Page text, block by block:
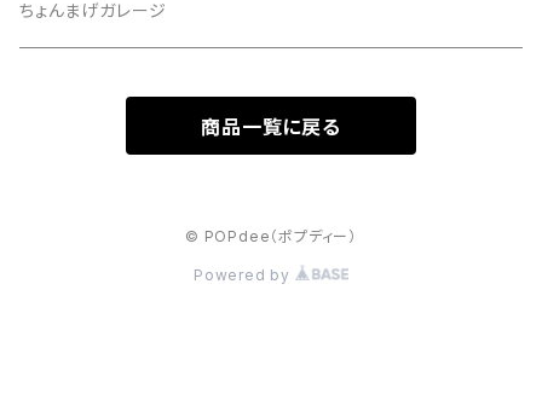
ちょんまげガレージ
商品一覧に戻る
© POPdee（ポプディー）
Powered by